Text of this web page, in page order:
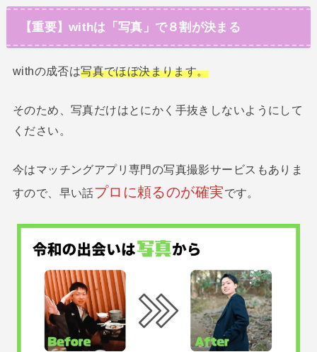
【重要】withは「写真」で８割が決まる
withの成否は写真でほぼ決まります。
そのため、写真だけはとにかく手抜きしないようにして
ください。
今はマッチングアプリ専門の写真撮影サービスもありま
すので、早い話プロに頼るのが確実です。